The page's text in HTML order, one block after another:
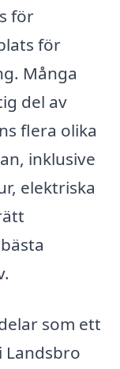
för
för
Många
del av
flera olika
inklusive
elektriska
som ett
Landsbro